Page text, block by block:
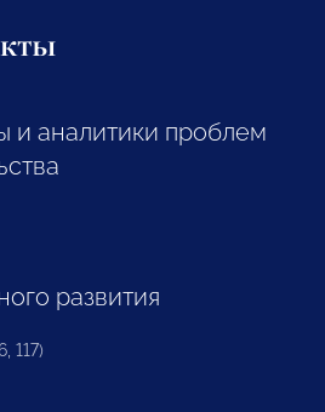
и аналитики проблем
развития
117)